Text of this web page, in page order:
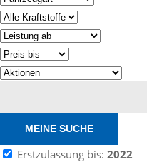
MEINE SUCHE
Erstzulassung bis: 2022